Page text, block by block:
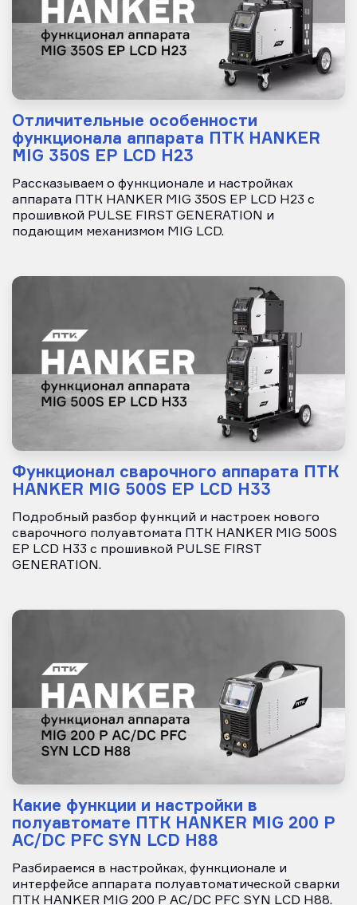
Отличительные особенности
функционала аппарата ПТК HANKER
MIG 350S EP LCD H23
Рассказываем о функционале и настройках
аппарата ПТК HANKER MIG 350S EP LCD H23 с
прошивкой PULSE FIRST GENERATION и
подающим механизмом MIG LCD.
Функционал сварочного аппарата ПТК
HANKER MIG 500S EP LCD H33
Подробный разбор функций и настроек нового
сварочного полуавтомата ПТК HANKER MIG 500S
EP LCD H33 с прошивкой PULSE FIRST
GENERATION.
Какие функции и настройки в
полуавтомате ПТК HANKER MIG 200 P
AC/DC PFC SYN LCD H88
Разбираемся в настройках, функционале и
интерфейсе аппарата полуавтоматической сварки
ПТК HANKER MIG 200 P AC/DC PFC SYN LCD H88.